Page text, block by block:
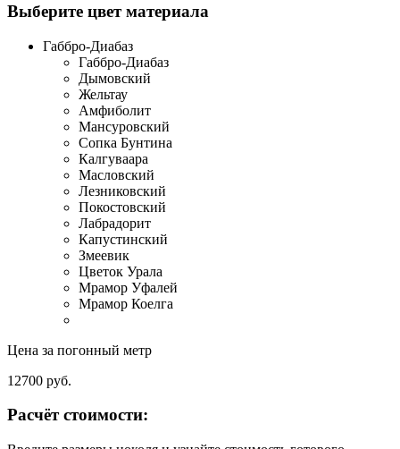
Выберите цвет материала
Габбро-Диабаз
Габбро-Диабаз
Дымовский
Жельтау
Амфиболит
Мансуровский
Сопка Бунтина
Калгуваара
Масловский
Лезниковский
Покостовский
Лабрадорит
Капустинский
Змеевик
Цветок Урала
Мрамор Уфалей
Мрамор Коелга
Цена за погонный метр
12700 руб.
Расчёт стоимости: